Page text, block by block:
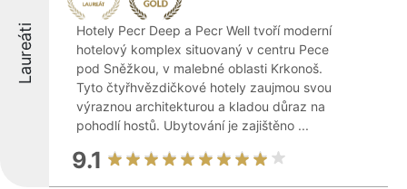
Laureáti
Hotely Pecr Deep a Pecr Well tvoří moderní
hotelový komplex situovaný v centru Pece
pod Sněžkou, v malebné oblasti Krkonoš.
Tyto čtyřhvězdičkové hotely zaujmou svou
výraznou architekturou a kladou důraz na
pohodlí hostů. Ubytování je zajištěno ...
9.1